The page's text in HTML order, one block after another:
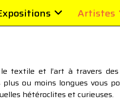
Artistes
textile et l’art à travers
ou moins longues vous
hétéroclites et curieuses.